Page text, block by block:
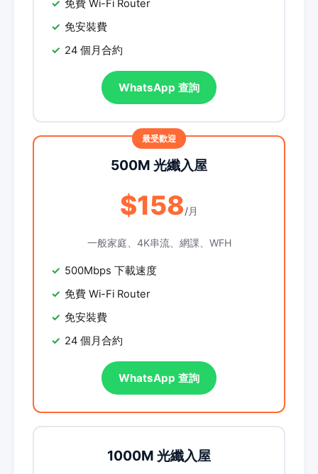
免費 Wi-Fi Router
免安裝費
24 個月合約
WhatsApp 查詢
500M 光纖入屋
$158/月
一般家庭、4K串流、網課、WFH
500Mbps 下載速度
免費 Wi-Fi Router
免安裝費
24 個月合約
WhatsApp 查詢
1000M 光纖入屋